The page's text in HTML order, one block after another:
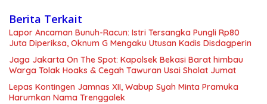
Berita Terkait
Lapor Ancaman Bunuh-Racun: Istri Tersangka Pungli Rp80
Juta Diperiksa, Oknum G Mengaku Utusan Kadis Disdagperin
Jaga Jakarta On The Spot: Kapolsek Bekasi Barat himbau
Warga Tolak Hoaks & Cegah Tawuran Usai Sholat Jumat
Lepas Kontingen Jamnas XII, Wabup Syah Minta Pramuka
Harumkan Nama Trenggalek